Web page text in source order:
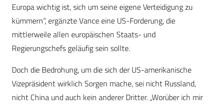
Europa wichtig ist, sich um seine eigene Verteidigung zu
kümmern“, ergänzte Vance eine US-Forderung, die
mittlerweile allen europäischen Staats- und
Regierungschefs geläufig sein sollte.
Doch die Bedrohung, um die sich der US-amerikanische
Vizepräsident wirklich Sorgen mache, sei nicht Russland,
nicht China und auch kein anderer Dritter. „Worüber ich mir